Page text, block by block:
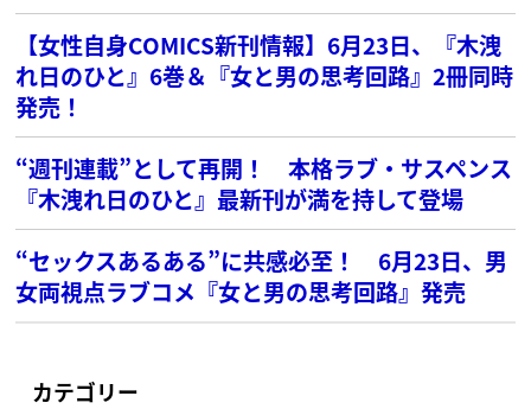
【女性自身COMICS新刊情報】6月23日、『木洩
れ日のひと』6巻＆『女と男の思考回路』2冊同時
発売！
“週刊連載”として再開！ 本格ラブ・サスペンス
『木洩れ日のひと』最新刊が満を持して登場
“セックスあるある”に共感必至！ 6月23日、男
女両視点ラブコメ『女と男の思考回路』発売
カテゴリー